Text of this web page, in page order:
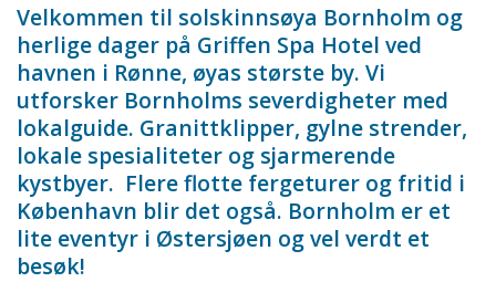
Velkommen til solskinnsøya Bornholm og
herlige dager på Griffen Spa Hotel ved
havnen i Rønne, øyas største by. Vi
utforsker Bornholms severdigheter med
lokalguide. Granittklipper, gylne strender,
lokale spesialiteter og sjarmerende
kystbyer. Flere flotte fergeturer og fritid i
København blir det også. Bornholm er et
lite eventyr i Østersjøen og vel verdt et
besøk!